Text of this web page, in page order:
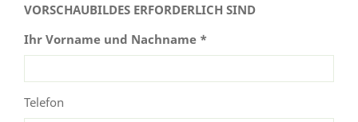
VORSCHAUBILDES ERFORDERLICH SIND
Ihr Vorname und Nachname *
Telefon